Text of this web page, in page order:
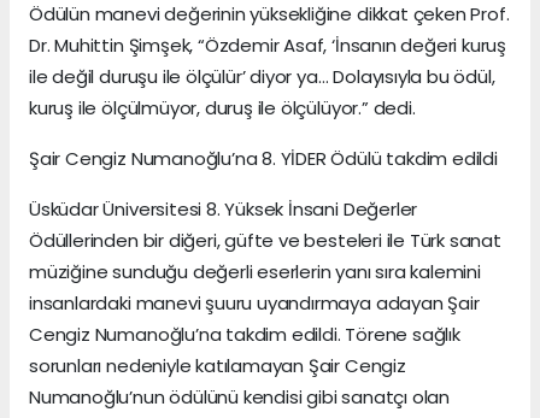
Ödülün manevi değerinin yüksekliğine dikkat çeken Prof.
Dr. Muhittin Şimşek, “Özdemir Asaf, ‘İnsanın değeri kuruş
ile değil duruşu ile ölçülür’ diyor ya… Dolayısıyla bu ödül,
kuruş ile ölçülmüyor, duruş ile ölçülüyor.” dedi.
Şair Cengiz Numanoğlu’na 8. YİDER Ödülü takdim edildi
Üsküdar Üniversitesi 8. Yüksek İnsani Değerler
Ödüllerinden bir diğeri, güfte ve besteleri ile Türk sanat
müziğine sunduğu değerli eserlerin yanı sıra kalemini
insanlardaki manevi şuuru uyandırmaya adayan Şair
Cengiz Numanoğlu’na takdim edildi. Törene sağlık
sorunları nedeniyle katılamayan Şair Cengiz
Numanoğlu’nun ödülünü kendisi gibi sanatçı olan